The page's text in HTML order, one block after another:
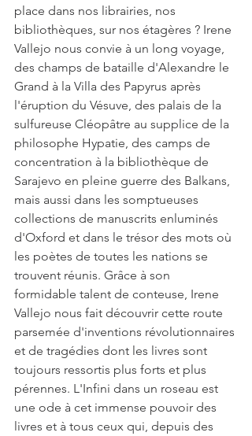
place dans nos librairies, nos
bibliothèques, sur nos étagères ? Irene
Vallejo nous convie à un long voyage,
des champs de bataille d'Alexandre le
Grand à la Villa des Papyrus après
l'éruption du Vésuve, des palais de la
sulfureuse Cléopâtre au supplice de la
philosophe Hypatie, des camps de
concentration à la bibliothèque de
Sarajevo en pleine guerre des Balkans,
mais aussi dans les somptueuses
collections de manuscrits enluminés
d'Oxford et dans le trésor des mots où
les poètes de toutes les nations se
trouvent réunis. Grâce à son
formidable talent de conteuse, Irene
Vallejo nous fait découvrir cette route
parsemée d'inventions révolutionnaires
et de tragédies dont les livres sont
toujours ressortis plus forts et plus
pérennes. L'Infini dans un roseau est
une ode à cet immense pouvoir des
livres et à tous ceux qui, depuis des